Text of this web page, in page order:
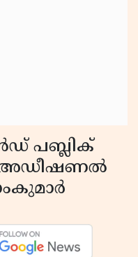
പബ്ലിക്
അഡീഷണൽ